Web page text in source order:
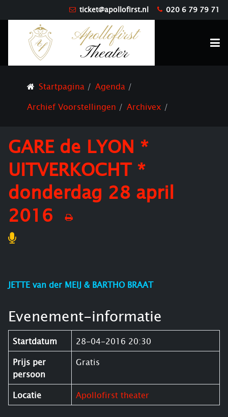
ticket@apollofirst.nl 020 6 79 79 71
Startpagina
Agenda
Archief Voorstellingen
Archivex
GARE de LYON *
UITVERKOCHT *
donderdag 28 april
2016
JETTE van der MEIJ & BARTHO BRAAT
Evenement-informatie
Startdatum 28-04-2016 20:30
Prijs per
persoon
Gratis
Locatie Apollofirst theater